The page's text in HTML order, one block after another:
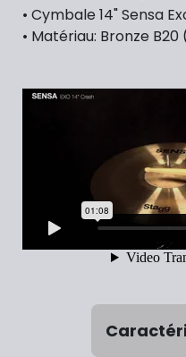
• Cymbale 14" Sensa
• Matériau: Bronze